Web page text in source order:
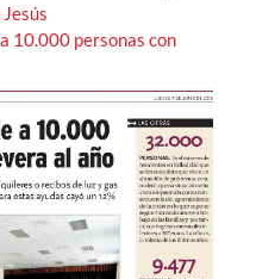
10.000 personas con